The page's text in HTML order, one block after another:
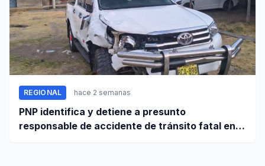
REGIONAL hace 2 semanas
PNP identifica y detiene a presunto
responsable de accidente de tránsito fatal en